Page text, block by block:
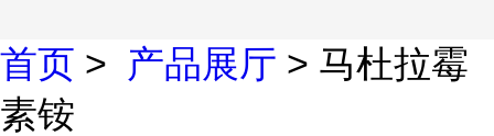
首页 > 产品展厅 > 马杜拉霉
素铵